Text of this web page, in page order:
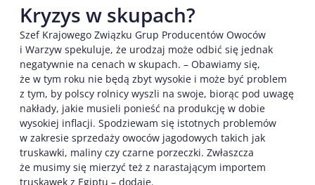
Kryzys w skupach?
Szef Krajowego Związku Grup Producentów Owoców
i Warzyw spekuluje, że urodzaj może odbić się jednak
negatywnie na cenach w skupach. – Obawiamy się,
że w tym roku nie będą zbyt wysokie i może być problem
z tym, by polscy rolnicy wyszli na swoje, biorąc pod uwagę
nakłady, jakie musieli ponieść na produkcję w dobie
wysokiej inflacji. Spodziewam się istotnych problemów
w zakresie sprzedaży owoców jagodowych takich jak
truskawki, maliny czy czarne porzeczki. Zwłaszcza
że musimy się mierzyć też z narastającym importem
truskawek z Egiptu – dodaje.